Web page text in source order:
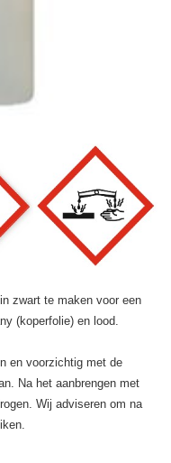
zwart te maken voor een
(koperfolie) en lood.
en voorzichtig met de
Na het aanbrengen met
Wij adviseren om na